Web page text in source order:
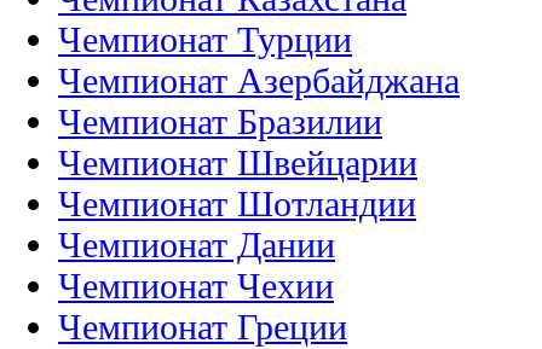
Чемпионат Турции
Чемпионат Азербайджана
Чемпионат Бразилии
Чемпионат Швейцарии
Чемпионат Шотландии
Чемпионат Дании
Чемпионат Чехии
Чемпионат Греции